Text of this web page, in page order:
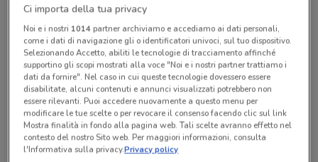
Chiama il negozio
Aperto
Lunedì 08:20 / 13:20 - 14:40 / 16:30
Martedì 08:20 / 13:20 - 14:40 / 16:30
Mercoledì 08:20 / 13:20 - 14:40 / 16:30
Giovedì 08:20 / 13:20 - 14:40 / 16:30
Venerdì 08:20 / 13:20 - 14:40 / 16:30
Sabato Chiuso
Domenica Chiuso
06 6834009
Sportello Bancario 582 Di Roma - Private Banking -
Piccole E Medie Imprese
Ci importa della tua privacy
Noi e i nostri 1014partner archiviamo e accediamo ai dati personali,
come i dati di navigazione gli o identificatori univoci, sul tuo dispositivo.
Selezionando Accetto, abiliti le tecnologie di tracciamento affinché
supportino gli scopi mostrati alla voce "Noi e i nostri partner trattiamo i
dati da fornire". Nel caso in cui queste tecnologie dovessero essere
disabilitate, alcuni contenuti e annunci visualizzati potrebbero non
essere rilevanti. Puoi accedere nuovamente a questo menu per
modificare le tue scelte o per revocare il consenso facendo clic sul link
Mostra finalità in fondo alla pagina web. Tali scelte avranno effetto nel
contesto del nostro Sito web. Per maggiori informazioni, consulta
l'Informativa sulla privacy.Privacy policy